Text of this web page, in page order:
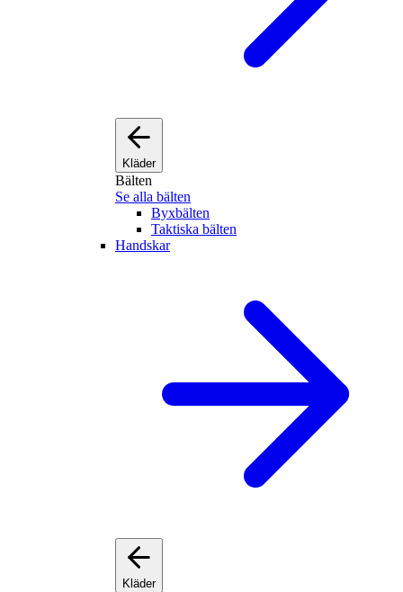
Kläder
Bälten
Se alla bälten
Byxbälten
Taktiska bälten
Handskar
Kläder